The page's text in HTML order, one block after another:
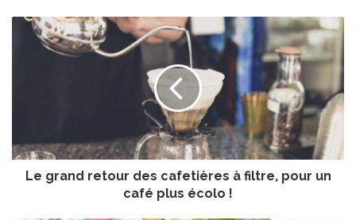
r
e
Le grand retour des cafetières à filtre, pour un
café plus écolo !